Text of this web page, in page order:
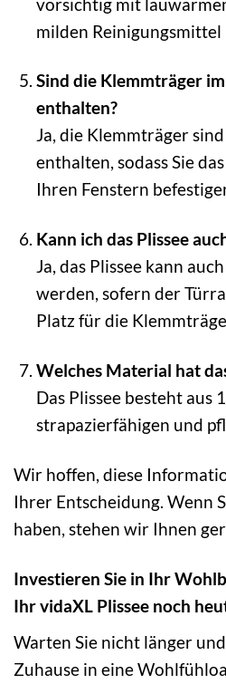
milden Reinigungsmittel
Sind die Klemmträger
enthalten?
Ja, die Klemmträger
enthalten, sodass Sie
Ihren Fenstern
Kann ich das Plissee
Ja, das Plissee kann
werden, sofern der
Platz für die
Welches Material hat
Das Plissee besteht aus
strapazierfähigen und
Wir hoffen, diese
Ihrer Entscheidung. Wenn
haben, stehen wir Ihnen
Investieren Sie in Ihr
Ihr vidaXL Plissee noch
Warten Sie nicht länger
Zuhause in eine